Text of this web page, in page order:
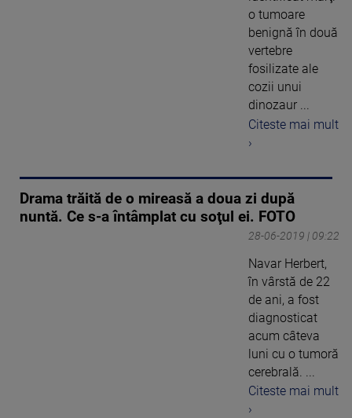
o tumoare
benignă în două
vertebre
fosilizate ale
cozii unui
dinozaur ...
Citeste mai mult
›
Drama trăită de o mireasă a doua zi după
nuntă. Ce s-a întâmplat cu soţul ei. FOTO
28-06-2019 | 09:22
Navar Herbert,
în vârstă de 22
de ani, a fost
diagnosticat
acum câteva
luni cu o tumoră
cerebrală. ...
Citeste mai mult
›